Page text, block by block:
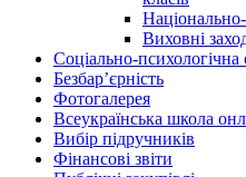
Виховні
Соціально-психологічна
Безбар’єрність
Фотогалерея
Всеукраїнська школа
Вибір підручників
Фінансові звіти